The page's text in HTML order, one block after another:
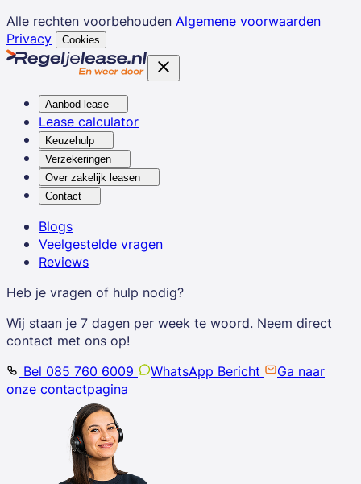
Alle rechten voorbehouden Algemene voorwaarden
Privacy
Cookies
Aanbod lease
Lease calculator
Keuzehulp
Verzekeringen
Over zakelijk leasen
Contact
Blogs
Veelgestelde vragen
Reviews
Heb je vragen of hulp nodig?
Wij staan je 7 dagen per week te woord. Neem direct
contact met ons op!
Bel 085 760 6009
WhatsApp Bericht
Ga naar
onze contactpagina